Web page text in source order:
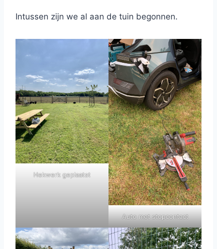
Intussen zijn we al aan de tuin begonnen.
Hekwerk geplaatst
Auto met stopcontact